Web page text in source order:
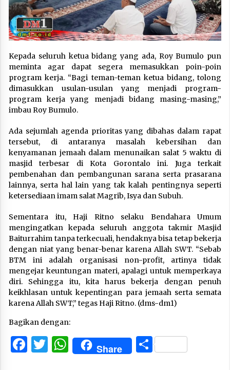
Kepada seluruh ketua bidang yang ada, Roy Bumulo pun
meminta agar dapat segera memasukkan poin-poin
program kerja. “Bagi teman-teman ketua bidang, tolong
dimasukkan usulan-usulan yang menjadi program-
program kerja yang menjadi bidang masing-masing,”
imbau Roy Bumulo.
Ada sejumlah agenda prioritas yang dibahas dalam rapat
tersebut, di antaranya masalah kebersihan dan
kenyamanan jemaah dalam menunaikan salat 5 waktu di
masjid terbesar di Kota Gorontalo ini. Juga terkait
pembenahan dan pembangunan sarana serta prasarana
lainnya, serta hal lain yang tak kalah pentingnya seperti
ketersediaan imam salat Magrib, Isya dan Subuh.
Sementara itu, Haji Ritno selaku Bendahara Umum
mengingatkan kepada seluruh anggota takmir Masjid
Baiturrahim tanpa terkecuali, hendaknya bisa tetap bekerja
dengan niat yang benar-benar karena Allah SWT. “Sebab
BTM ini adalah organisasi non-profit, artinya tidak
mengejar keuntungan materi, apalagi untuk memperkaya
diri. Sehingga itu, kita harus bekerja dengan penuh
keikhlasan untuk kepentingan para jemaah serta semata
karena Allah SWT,” tegas Haji Ritno. (dms-dm1)
Bagikan dengan:
Facebook
Twitter
WhatsApp
Share Share